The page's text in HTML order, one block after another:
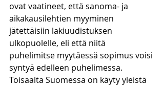
ovat vaatineet, että sanoma- ja
aikakausilehtien myyminen
jätettäisiin lakiuudistuksen
ulkopuolelle, eli että niitä
puhelimitse myytäessä sopimus voisi
syntyä edelleen puhelimessa.
Toisaalta Suomessa on käyty yleistä